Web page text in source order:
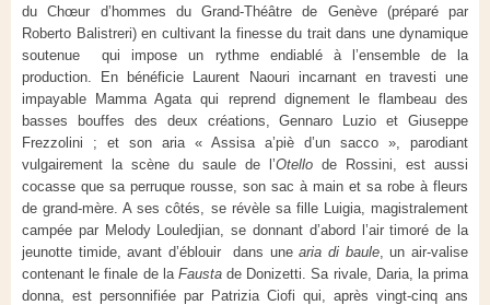
du Chœur d’hommes du Grand-Théâtre de Genève (préparé par
Roberto Balistreri) en cultivant la finesse du trait dans une dynamique
soutenue qui impose un rythme endiablé à l’ensemble de la
production. En bénéficie Laurent Naouri incarnant en travesti une
impayable Mamma Agata qui reprend dignement le flambeau des
basses bouffes des deux créations, Gennaro Luzio et Giuseppe
Frezzolini ; et son aria « Assisa a’piè d’un sacco », parodiant
vulgairement la scène du saule de l’Otello de Rossini, est aussi
cocasse que sa perruque rousse, son sac à main et sa robe à fleurs
de grand-mère. A ses côtés, se révèle sa fille Luigia, magistralement
campée par Melody Louledjian, se donnant d’abord l’air timoré de la
jeunotte timide, avant d’éblouir dans unearia di baule, un air-valise
contenant le finale de la Faustade Donizetti. Sa rivale, Daria, la prima
donna, est personnifiée par Patrizia Ciofi qui, après vingt-cinq ans